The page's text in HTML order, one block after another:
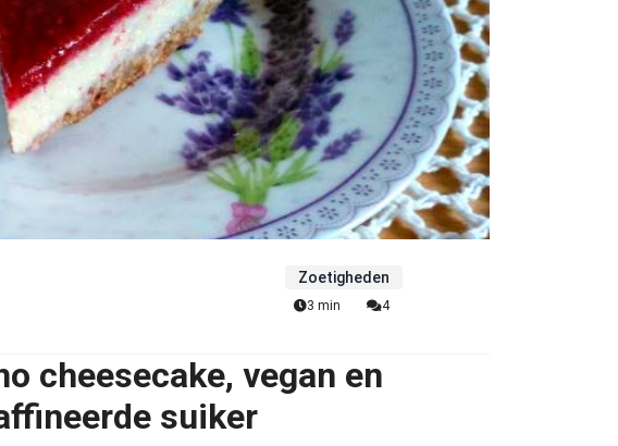
Zoetigheden
3 min 4
cheesecake, vegan en
suiker